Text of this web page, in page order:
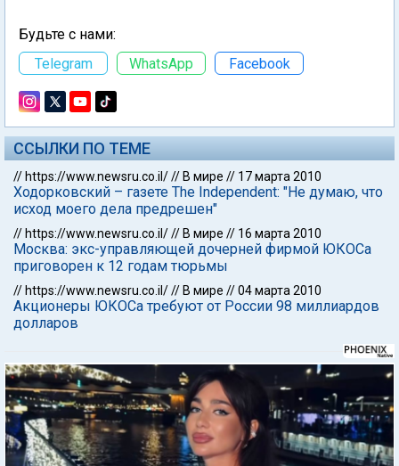
Будьте с нами:
Telegram
WhatsApp Facebook
ССЫЛКИ ПО ТЕМЕ
// https://www.newsru.co.il/// В мире // 17 марта 2010
Ходорковский – газете The Independent: "Не думаю, что
исход моего дела предрешен"
// https://www.newsru.co.il/// В мире // 16 марта 2010
Москва: экс-управляющей дочерней фирмой ЮКОСа
приговорен к 12 годам тюрьмы
// https://www.newsru.co.il/// В мире //04 марта 2010
Акционеры ЮКОСа требуют от России 98 миллиардов
долларов